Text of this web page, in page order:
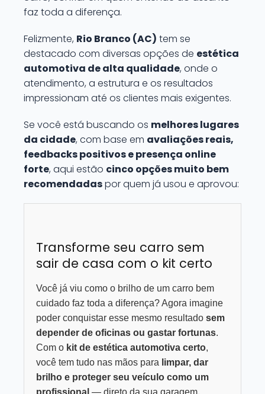
faz toda a diferença.
Felizmente, Rio Branco (AC) tem se
destacado com diversas opções de estética
automotiva de alta qualidade, onde o
atendimento, a estrutura e os resultados
impressionam até os clientes mais exigentes.
Se você está buscando os melhores lugares
da cidade, com base em avaliações reais,
feedbacks positivos e presença online
forte, aqui estão cinco opções muito bem
recomendadaspor quem já usou e aprovou:
Transforme seu carro sem
sair de casa com o kit certo
Você já viu como o brilho de um carro bem
cuidado faz toda a diferença? Agora imagine
poder conquistar esse mesmo resultado sem
depender de oficinas ou gastar fortunas.
Com o kit de estética automotiva certo,
você tem tudo nas mãos para limpar, dar
brilho e proteger seu veículo como um